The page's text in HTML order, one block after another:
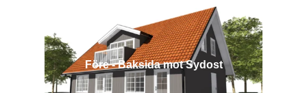
Före - Baksida mot Sydost